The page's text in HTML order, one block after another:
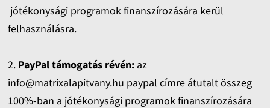
jótékonysági programok finanszírozására kerül
felhasználásra.
2. PayPal támogatás révén: az
info@matrixalapitvany.hu paypal címre átutalt összeg
100%-ban a jótékonysági programok finanszírozására